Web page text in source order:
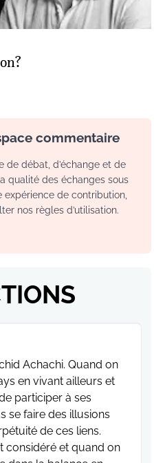
commentaire
de débat, d’échange et de
qualité des échanges sous
expérience de contribution,
nos règles d’utilisation.
Achachi. Quand on
en vivant ailleurs et
participer à ses
se faire des illusions
de ces liens.
considéré et quand on